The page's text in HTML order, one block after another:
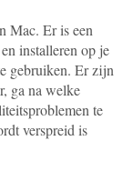
Mac. Er is een
installeren op je
gebruiken. Er zijn
ga na welke
te
verspreid is